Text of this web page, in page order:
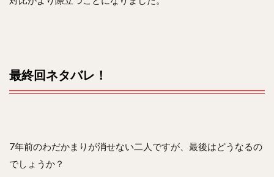
最終回ネタバレ！
7年前のわだかまりが消せない二人ですが、最後はどうなるの
でしょうか？